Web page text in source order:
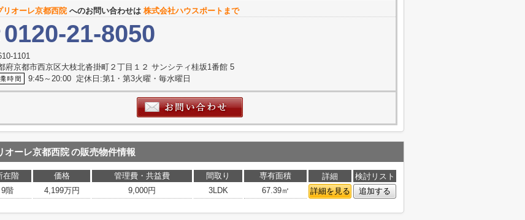
リオーレ京都西院 へのお問い合わせは 株式会社ハウスポートまで
21-8050
1101
府京都市西京区大枝北沓掛町２丁目１２ サンシティ桂坂1番館 5
9:45～20:00 定休日:第1・第3火曜・毎水曜日
オーレ京都西院の販売物件情報
在階 価格 管理費・共益費 間取り 専有面積 詳細
検討リスト
9階
4,199万円 9,000円 3LDK 67.39㎡ 詳細を見る 追加する